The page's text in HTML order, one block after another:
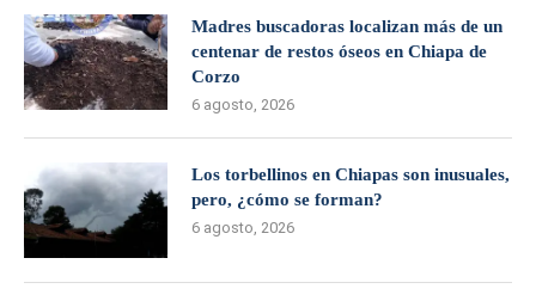
Madres buscadoras localizan más de un
centenar de restos óseos en Chiapa de
Corzo
6 agosto, 2026
Los torbellinos en Chiapas son inusuales,
pero, ¿cómo se forman?
6 agosto, 2026